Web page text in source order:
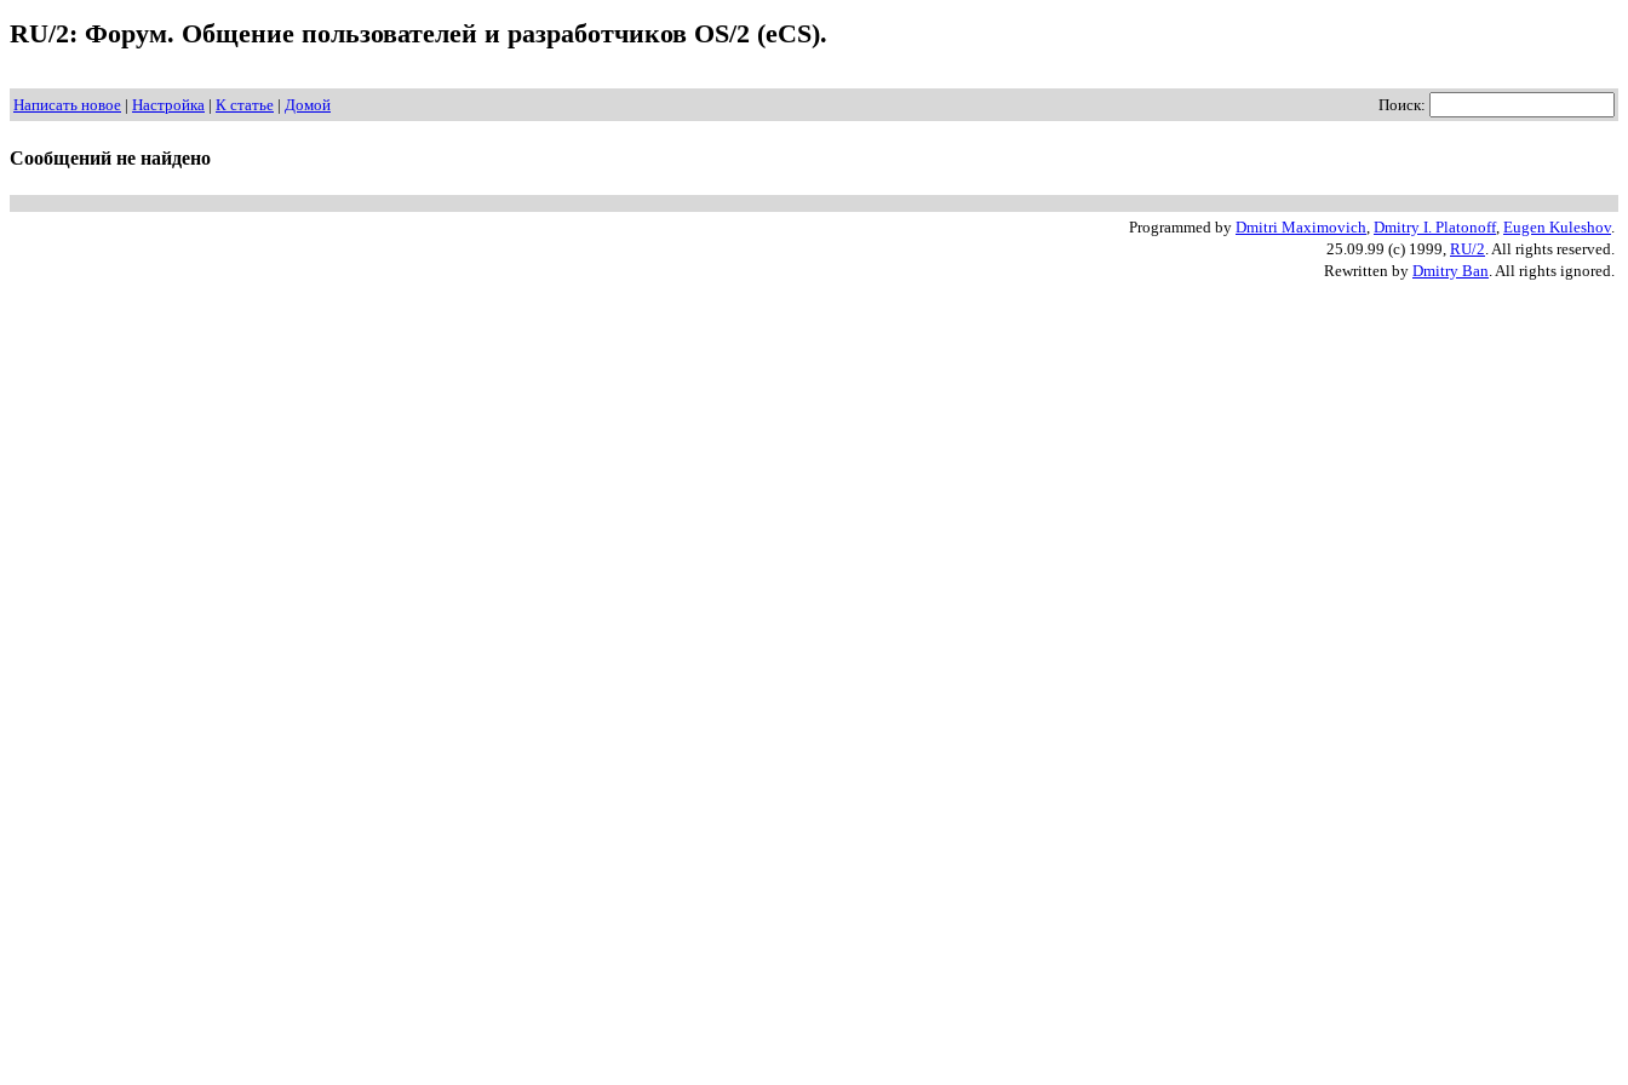
RU/2: Форум. Общение пользователей и разработчиков OS/2 (eCS).
Написать новое | Настройка | К статье | Домой Поиск:
Сообщений не найдено
Programmed by Dmitri Maximovich, Dmitry I. Platonoff, Eugen Kuleshov.
25.09.99 (c) 1999, RU/2. All rights reserved.
Rewritten by Dmitry Ban. All rights ignored.